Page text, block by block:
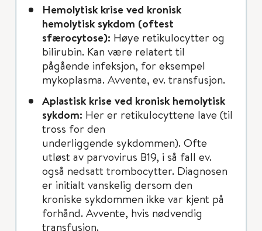
Hemolytisk krise ved kronisk
hemolytisk sykdom (oftest
sfærocytose): Høye retikulocytter og
bilirubin. Kan være relatert til
pågående infeksjon, for eksempel
mykoplasma. Avvente, ev. transfusjon.
Aplastisk krise ved kronisk hemolytisk
sykdom: Her er retikulocyttene lave (til
tross for den
underliggende sykdommen). Ofte
utløst av parvovirus B19, i så fall ev.
også nedsatt trombocytter. Diagnosen
er initialt vanskelig dersom den
kroniske sykdommen ikke var kjent på
forhånd. Avvente, hvis nødvendig
transfusjon.